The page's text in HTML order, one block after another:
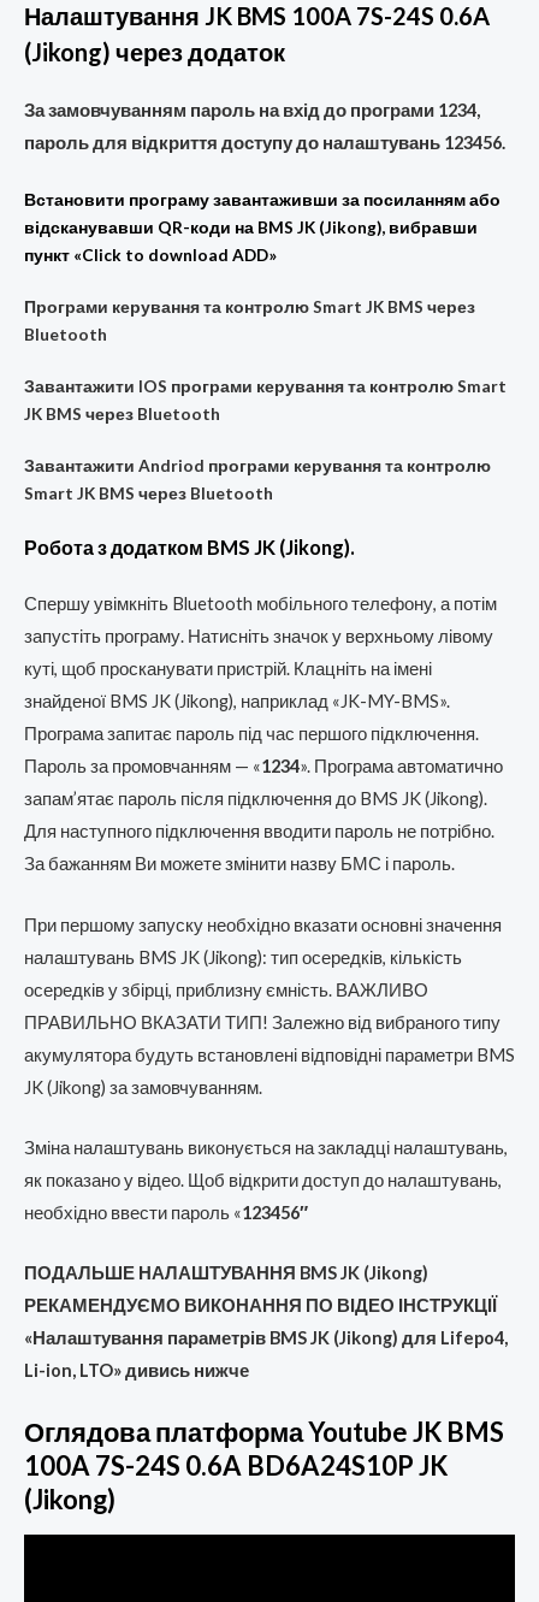
Налаштування JK BMS 100A 7S-24S 0.6A
(Jikong) через додаток
За замовчуванням пароль на вхід до програми 1234,
пароль для відкриття доступу до налаштувань 123456.
Встановити програму завантаживши за посиланням або
відсканувавши QR-коди на BMS JK (Jikong), вибравши
пункт «Click to download ADD»
Програми керування та контролю Smart JK BMS через
Bluetooth
Завантажити IOS програми керування та контролю Smart
JK BMS через Bluetooth
Завантажити Andriod програми керування та контролю
Smart JK BMS через Bluetooth
Робота з додатком BMS JK (Jikong).
Спершу увімкніть Bluetooth мобільного телефону, а потім
запустіть програму. Натисніть значок у верхньому лівому
куті, щоб просканувати пристрій. Клацніть на імені
знайденої BMS JK (Jikong), наприклад «JK-MY-BMS».
Програма запитає пароль під час першого підключення.
Пароль за промовчанням — «1234». Програма автоматично
запам’ятає пароль після підключення до BMS JK (Jikong).
Для наступного підключення вводити пароль не потрібно.
За бажанням Ви можете змінити назву БМС і пароль.
При першому запуску необхідно вказати основні значення
налаштувань BMS JK (Jikong): тип осередків, кількість
осередків у збірці, приблизну ємність. ВАЖЛИВО
ПРАВИЛЬНО ВКАЗАТИ ТИП! Залежно від вибраного типу
акумулятора будуть встановлені відповідні параметри BMS
JK (Jikong) за замовчуванням.
Зміна налаштувань виконується на закладці налаштувань,
як показано у відео. Щоб відкрити доступ до налаштувань,
необхідно ввести пароль «123456″
ПОДАЛЬШЕ НАЛАШТУВАННЯ BMS JK (Jikong)
РЕКАМЕНДУЄМО ВИКОНАННЯ ПО ВІДЕО ІНСТРУКЦІЇ
«Налаштування параметрів BMS JK (Jikong) для Lifepo4,
Li-ion, LTO» дивись нижче
Оглядова платформа Youtube JK BMS
100A 7S-24S 0.6A BD6A24S10P JK
(Jikong)